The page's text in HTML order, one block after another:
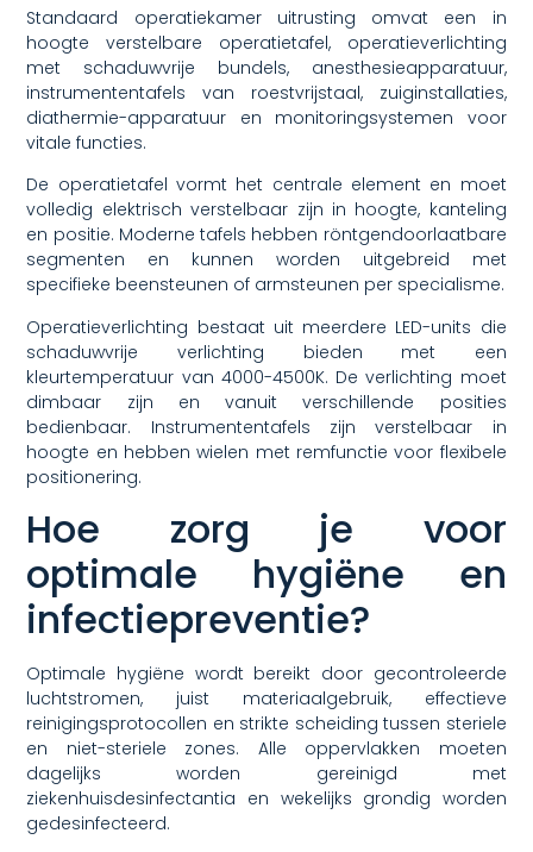
Standaard operatiekamer uitrusting omvat een in
hoogte verstelbare operatietafel, operatieverlichting
met schaduwvrije bundels, anesthesieapparatuur,
instrumententafels van roestvrijstaal, zuiginstallaties,
diathermie-apparatuur en monitoringsystemen voor
vitale functies.
De operatietafel vormt het centrale element en moet
volledig elektrisch verstelbaar zijn in hoogte, kanteling
en positie. Moderne tafels hebben röntgendoorlaatbare
segmenten en kunnen worden uitgebreid met
specifieke beensteunen of armsteunen per specialisme.
Operatieverlichting bestaat uit meerdere LED-units die
schaduwvrije verlichting bieden met een
kleurtemperatuur van 4000-4500K. De verlichting moet
dimbaar zijn en vanuit verschillende posities
bedienbaar. Instrumententafels zijn verstelbaar in
hoogte en hebben wielen met remfunctie voor flexibele
positionering.
Hoe zorg je voor
optimale hygiëne en
infectiepreventie?
Optimale hygiëne wordt bereikt door gecontroleerde
luchtstromen, juist materiaalgebruik, effectieve
reinigingsprotocollen en strikte scheiding tussen steriele
en niet-steriele zones. Alle oppervlakken moeten
dagelijks worden gereinigd met
ziekenhuisdesinfectantia en wekelijks grondig worden
gedesinfecteerd.